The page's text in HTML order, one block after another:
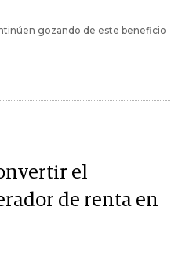
gozando de este beneficio
el
de renta en